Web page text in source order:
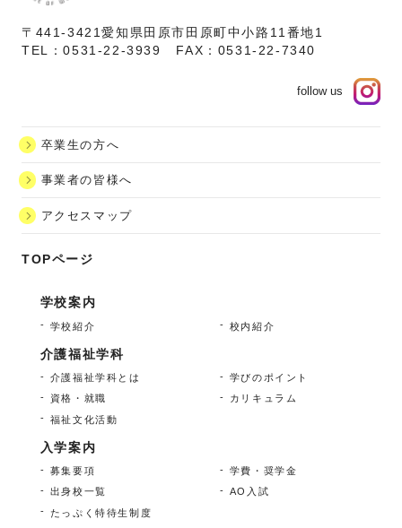
〒441-3421愛知県田原市 田原町中小路11番地1
TEL：0531-22-3939 FAX： 0531-22-7340
卒業生の方へ
事業者の皆様へ
アクセスマップ
TOPページ
学校案内
学校紹介 校内紹介
介護福祉学科
介護福祉学科とは
学びのポイント
資格・就職
カリキュラム
福祉文化活動
入学案内
募集要項
学費・奨学金
出身校一覧
AO入試
たっぷく特待生制度